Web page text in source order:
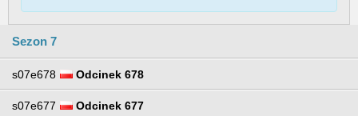
Sezon 7
s07e678 Odcinek 678
s07e677 Odcinek 677